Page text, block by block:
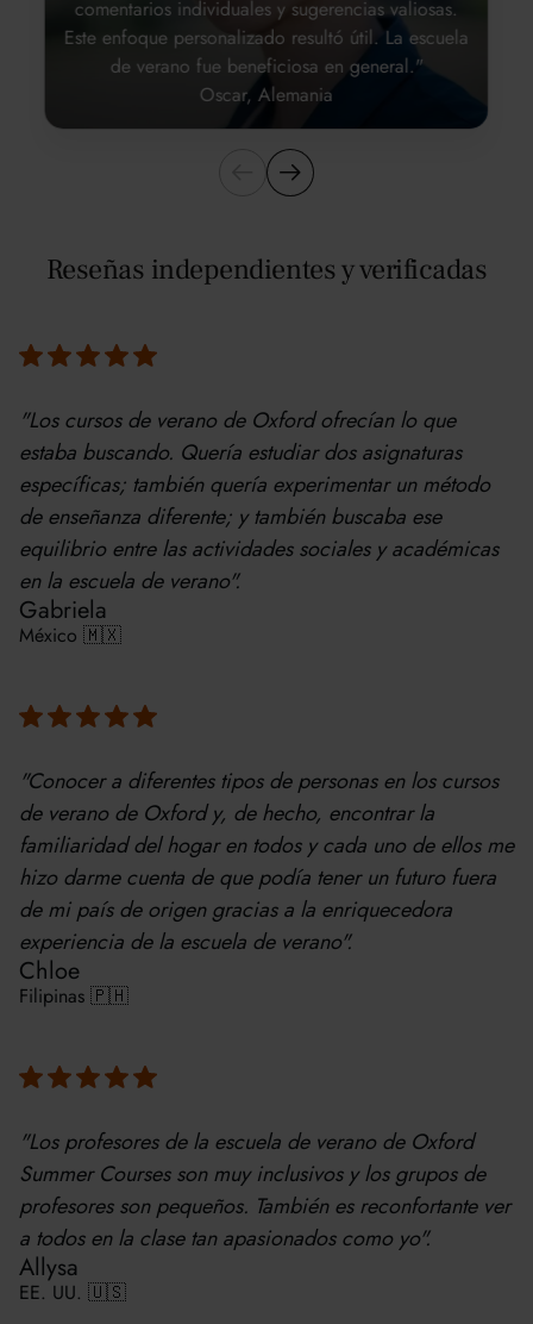
comentarios individuales y sugerencias valiosas.
Este enfoque personalizado resultó útil. La escuela
de verano fue beneficiosa en general."
Oscar, Alemania
Reseñas independientes y verificadas
"Los cursos de verano de Oxford ofrecían lo que
estaba buscando. Quería estudiar dos asignaturas
específicas; también quería experimentar un método
de enseñanza diferente; y también buscaba ese
equilibrio entre las actividades sociales y académicas
en la escuela de verano".
Gabriela
México 🇲🇽
"Conocer a diferentes tipos de personas en los cursos
de verano de Oxford y, de hecho, encontrar la
familiaridad del hogar en todos y cada uno de ellos me
hizo darme cuenta de que podía tener un futuro fuera
de mi país de origen gracias a la enriquecedora
experiencia de la escuela de verano".
Chloe
Filipinas 🇵🇭
"Los profesores de la escuela de verano de Oxford
Summer Courses son muy inclusivos y los grupos de
profesores son pequeños. También es reconfortante ver
a todos en la clase tan apasionados como yo".
Allysa
EE. UU. 🇺🇸